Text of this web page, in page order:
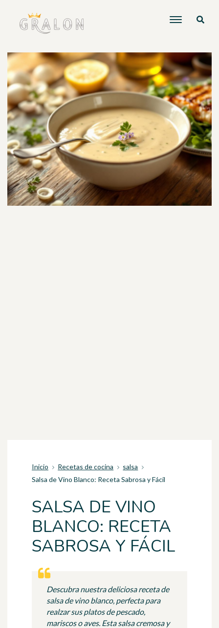
Inicio Recetas de cocina
salsa
Salsa de Vino Blanco: Receta Sabrosa y Fácil
SALSA DE VINO
BLANCO: RECETA
SABROSA Y FÁCIL
Descubra nuestra deliciosa receta de
salsa de vino blanco, perfecta para
realzar sus platos de pescado,
mariscos o aves. Esta salsa cremosa y